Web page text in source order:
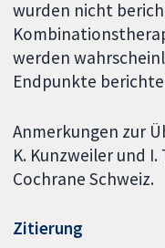
wurden nicht
werden
Endpunkte
Anmerkungen zur
K. Kunzweiler und
Cochrane Schweiz.
Zitierung